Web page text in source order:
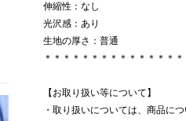
伸縮性：なし
光沢感：あり
生地の厚さ：普通
＊＊＊＊＊＊＊＊＊＊＊＊＊＊
【お取り扱い等について】
・取り扱いについては、商品に